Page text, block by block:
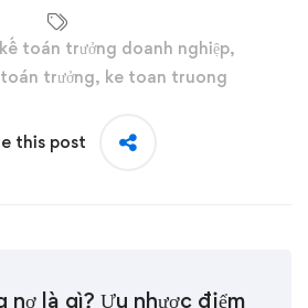
toán trưởng doanh nghiệp,
trưởng, ke toan truong
this post
nợ là gì? Ưu nhược điểm